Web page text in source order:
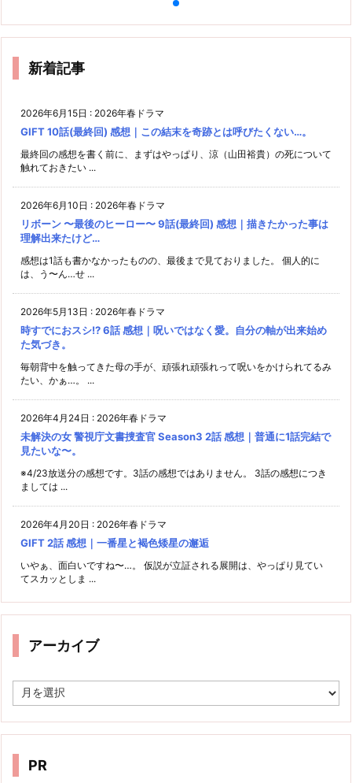
新着記事
2026年6月15日 : 2026年春ドラマ
GIFT 10話(最終回) 感想｜この結末を奇跡とは呼びたくない…。
最終回の感想を書く前に、まずはやっぱり、涼（山田裕貴）の死について
触れておきたい ...
2026年6月10日 : 2026年春ドラマ
リボーン 〜最後のヒーロー〜 9話(最終回) 感想｜描きたかった事は
理解出来たけど…
感想は1話も書かなかったものの、最後まで見ておりました。 個人的に
は、う〜ん…せ ...
2026年5月13日 : 2026年春ドラマ
時すでにおスシ!? 6話 感想｜呪いではなく愛。自分の軸が出来始め
た気づき。
毎朝背中を触ってきた母の手が、頑張れ頑張れって呪いをかけられてるみ
たい、かぁ…。 ...
2026年4月24日 : 2026年春ドラマ
未解決の女 警視庁文書捜査官 Season3 2話 感想｜普通に1話完結で
見たいな〜。
※4/23放送分の感想です。3話の感想ではありません。 3話の感想につき
ましては ...
2026年4月20日 : 2026年春ドラマ
GIFT 2話 感想｜一番星と褐色矮星の邂逅
いやぁ、面白いですね〜…。 仮説が立証される展開は、やっぱり見てい
てスカッとしま ...
アーカイブ
ー
イ
PR